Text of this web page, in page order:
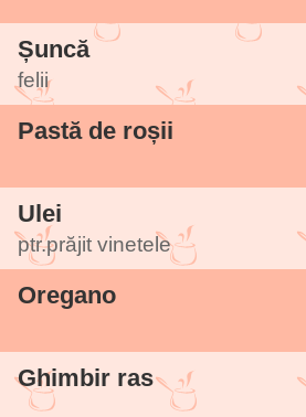
Șuncă
felii
Pastă de roșii
Ulei
ptr.prăjit vinetele
Oregano
Ghimbir ras